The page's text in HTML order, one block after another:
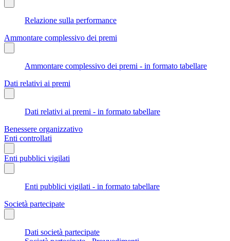
Relazione sulla performance
Ammontare complessivo dei premi
Ammontare complessivo dei premi - in formato tabellare
Dati relativi ai premi
Dati relativi ai premi - in formato tabellare
Benessere organizzativo
Enti controllati
Enti pubblici vigilati
Enti pubblici vigilati - in formato tabellare
Società partecipate
Dati società partecipate